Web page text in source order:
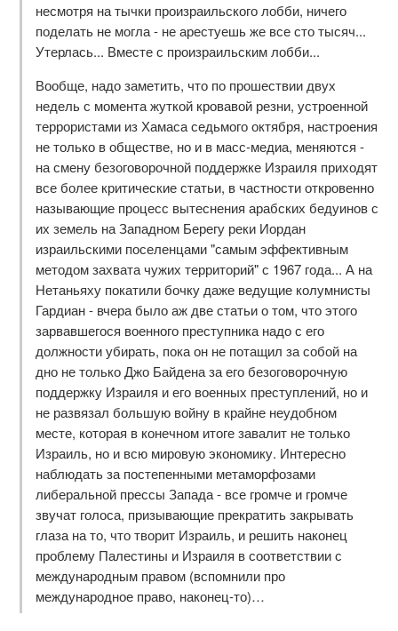
несмотря на тычки произраильского лобби, ничего
поделать не могла - не арестуешь же все сто тысяч...
Утерлась... Вместе с произраильским лобби...
Вообще, надо заметить, что по прошествии двух
недель с момента жуткой кровавой резни, устроенной
террористами из Хамаса седьмого октября, настроения
не только в обществе, но и в масс-медиа, меняются -
на смену безоговорочной поддержке Израиля приходят
все более критические статьи, в частности откровенно
называющие процесс вытеснения арабских бедуинов с
их земель на Западном Берегу реки Иордан
израильскими поселенцами "самым эффективным
методом захвата чужих территорий" с 1967 года... А на
Нетаньяху покатили бочку даже ведущие колумнисты
Гардиан - вчера было аж две статьи о том, что этого
зарвавшегося военного преступника надо с его
должности убирать, пока он не потащил за собой на
дно не только Джо Байдена за его безоговорочную
поддержку Израиля и его военных преступлений, но и
не развязал большую войну в крайне неудобном
месте, которая в конечном итоге завалит не только
Израиль, но и всю мировую экономику. Интересно
наблюдать за постепенными метаморфозами
либеральной прессы Запада - все громче и громче
звучат голоса, призывающие прекратить закрывать
глаза на то, что творит Израиль, и решить наконец
проблему Палестины и Израиля в соответствии с
международным правом (вспомнили про
международное право, наконец-то)…